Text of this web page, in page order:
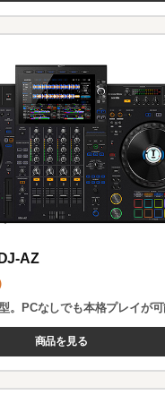
AZ
。PCなしでも本格プレイが可
商品を見る